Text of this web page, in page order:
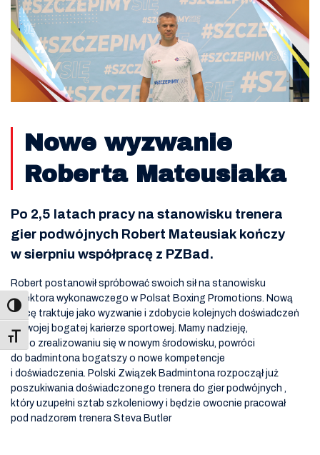
Toggle Font size
Nowe wyzwanie
Roberta Mateusiaka
Po 2,5 latach pracy na stanowisku trenera
gier podwójnych Robert Mateusiak kończy
w sierpniu współpracę z PZBad.
Robert postanowił spróbować swoich sił na stanowisku
dyrektora wykonawczego w Polsat Boxing Promotions. Nową
pracę traktuje jako wyzwanie i zdobycie kolejnych doświadczeń
w swojej bogatej karierze sportowej. Mamy nadzieję,
że po zrealizowaniu się w nowym środowisku, powróci
do badmintona bogatszy o nowe kompetencje
i doświadczenia. Polski Związek Badmintona rozpoczął już
poszukiwania doświadczonego trenera do gier podwójnych ,
który uzupełni sztab szkoleniowy i będzie owocnie pracował
pod nadzorem trenera Steva Butler